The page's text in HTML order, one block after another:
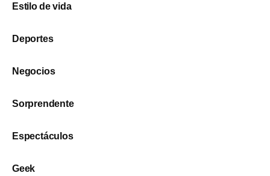
Estilo de vida
Deportes
Negocios
Sorprendente
Espectáculos
Geek